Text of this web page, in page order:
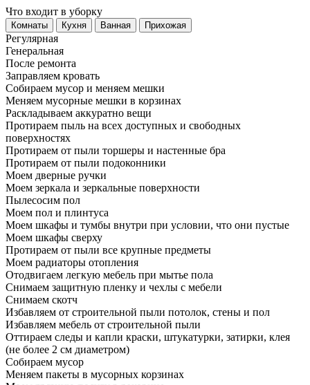
Что входит в уборку
Регу­лярная
Гене­ральная
После ремонта
Заправляем кровать
Собираем мусор и меняем мешки
Меняем мусорные мешки в корзинах
Раскладываем аккуратно вещи
Протираем пыль на всех доступных и свободных
поверхностях
Протираем от пыли торшеры и настенные бра
Протираем от пыли подоконники
Моем дверные ручки
Моем зеркала и зеркальные поверхности
Пылесосим пол
Моем пол и плинтуса
Моем шкафы и тумбы внутри при условии, что они пустые
Моем шкафы сверху
Протираем от пыли все крупные предметы
Моем радиаторы отопления
Отодвигаем легкую мебель при мытье пола
Снимаем защитную пленку и чехлы с мебели
Снимаем скотч
Избавляем от строительной пыли потолок, стены и пол
Избавляем мебель от строительной пыли
Оттираем следы и капли краски, штукатурки, затирки, клея
(не более 2 см диаметром)
Собираем мусор
Меняем пакеты в мусорных корзинах